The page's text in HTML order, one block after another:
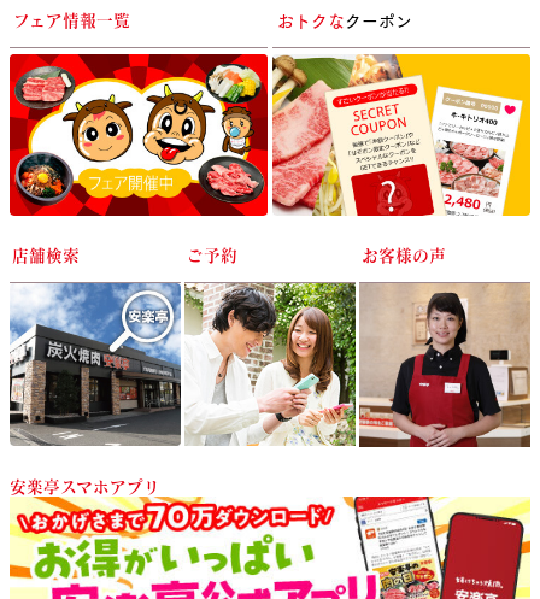
フェア情報一覧 おトクなクーポン
店舗検索 ご予約 お客様の声
安楽亭スマホアプリ